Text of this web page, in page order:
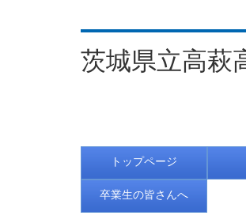
茨城県立高萩
伸ばそう，み
トップページ
卒業生の皆さんへ